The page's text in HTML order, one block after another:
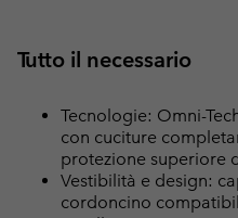
Tutto il necessario
Tecnologie: Omni-
con cuciture
protezione superiore
Vestibilità e design:
cordoncino